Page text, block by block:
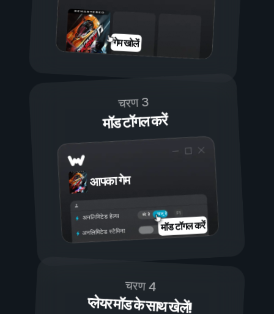
गेम खोलें
चरण 3
मॉड टॉगल करें
आपका गेम
चालू है
बंद है
अनलिमिटेड हेल्थ
अनलिमिटेड स्टैमिना मॉड टॉगल करें
चरण 4
प्लेयर मॉड के साथ खेलें!